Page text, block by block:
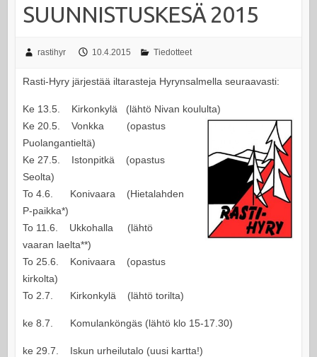
SUUNNISTUSKESÄ 2015
rastihyr 10.4.2015 Tiedotteet
Rasti-Hyry järjestää iltarasteja Hyrynsalmella seuraavasti:
Ke 13.5. Kirkonkylä (lähtö Nivan koululta)
Ke 20.5. Vonkka (opastus
Puolangantieltä)
Ke 27.5. Istonpitkä (opastus
Seolta)
To 4.6. Konivaara (Hietalahden
P-paikka*)
To 11.6. Ukkohalla (lähtö
vaaran laelta**)
To 25.6. Konivaara (opastus
kirkolta)
To 2.7. Kirkonkylä (lähtö torilta)
ke 8.7. Komulanköngäs (lähtö klo 15-17.30)
ke 29.7. Iskun urheilutalo (uusi kartta!)